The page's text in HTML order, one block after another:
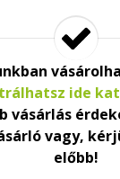
ide
vásárlás
vagy,
előbb!